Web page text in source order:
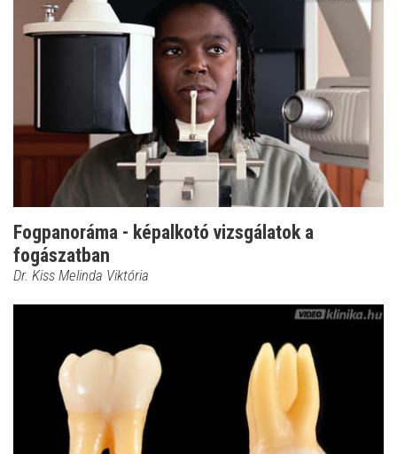
Fogpanoráma - képalkotó vizsgálatok a
fogászatban
Dr. Kiss Melinda Viktória